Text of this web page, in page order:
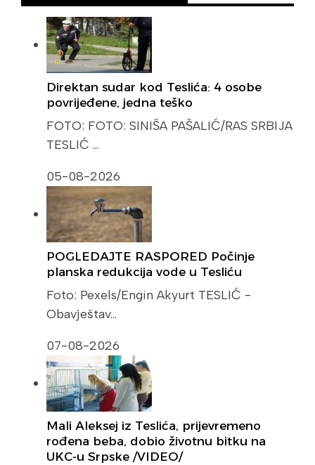
Direktan sudar kod Teslića: 4 osobe
povrijeđene, jedna teško
FOTO: FOTO: SINIŠA PAŠALIĆ/RAS SRBIJA
TESLIĆ …
05-08-2026
POGLEDAJTE RASPORED Počinje
planska redukcija vode u Tesliću
Foto: Pexels/Engin Akyurt TESLIĆ -
Obavještav…
07-08-2026
Mali Aleksej iz Teslića, prijevremeno
rođena beba, dobio životnu bitku na
UKC-u Srpske /VIDEO/